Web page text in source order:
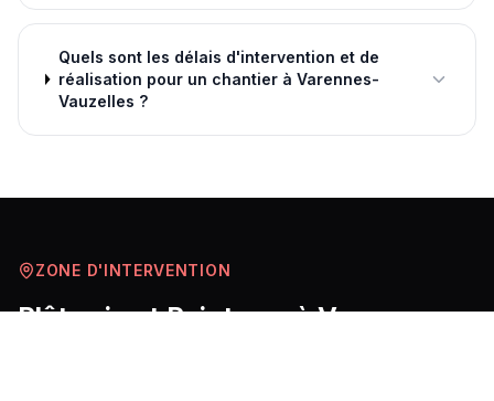
Quels sont les délais d'intervention et de
réalisation pour un chantier à Varennes-
Vauzelles ?
ZONE D'INTERVENTION
Plâtrerie et PeinturesàVarennes-